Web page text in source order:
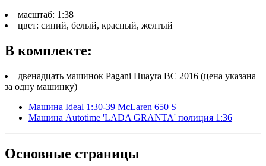
масштаб: 1:38
цвет: синий, белый, красный, желтый
В комплекте:
двенадцать машинок Pagani Huayra BC 2016 (цена указана
за одну машинку)
Машина Ideal 1:30-39 McLaren 650 S
Машина Autotime 'LADA GRANTA' полиция 1:36
Основные страницы